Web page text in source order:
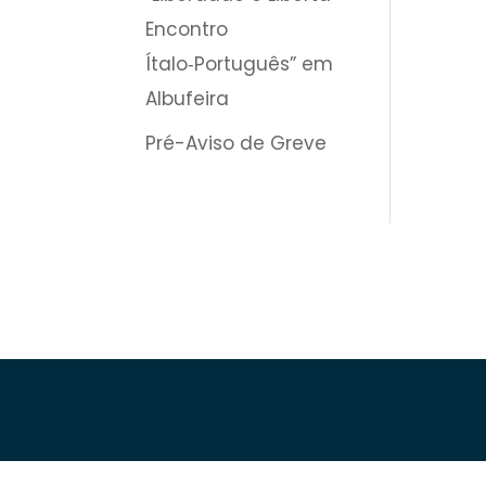
Encontro
Ítalo‑Português” em
Albufeira
Pré-Aviso de Greve